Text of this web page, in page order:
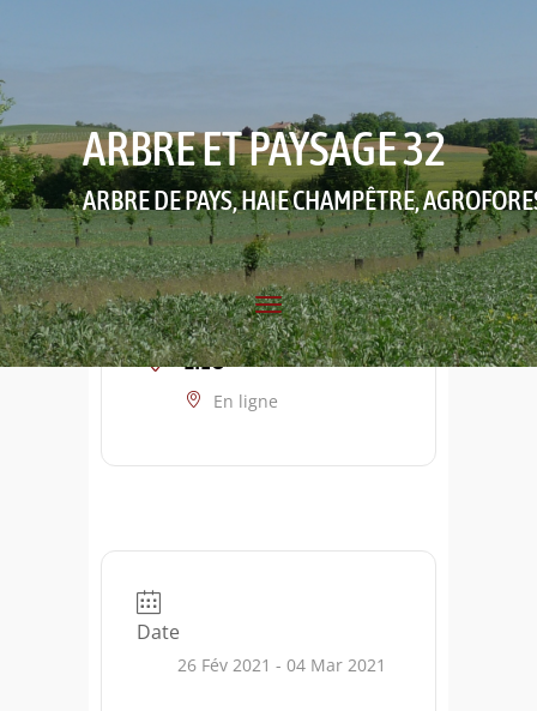
ARBRE ET PAYSAGE 32
ARBRE DE PAYS, HAIE CHAMPÊTRE,
LIEU
En ligne
Date
26 Fév 2021 - 04 Mar 2021